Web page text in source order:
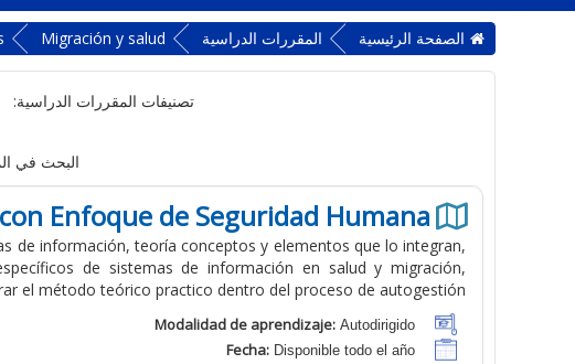
الصفحة الرئيسية المقررات الدراسية Migración y salud
تصنيفات المقررات الدراسية:
البحث في
Enfoque de Seguridad Humana
de información, teoría conceptos y elementos que lo integran,
de sistemas de información en salud y migración,
el método teórico practico dentro del proceso de autogestión.
Modalidad de aprendizaje: Autodirigido
Fecha: Disponible todo el año